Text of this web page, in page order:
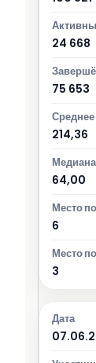
24 668
75 653
214,36
64,00
6
3